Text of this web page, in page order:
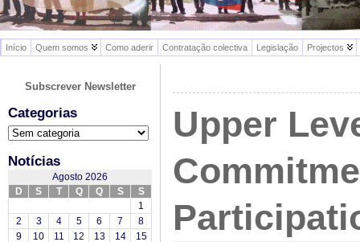
Início Quem somos Como aderir Contratação colectiva Legislação Projectos
Subscrever Newsletter
Categorias
Categorias
Notícias
Agosto 2026
D
S T Q Q S
S
1
2
3 4 5 6 7
8
9
10 11 12 13 14
15
Upper